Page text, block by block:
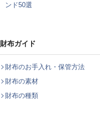
ンド50選
財布ガイド
財布のお手入れ・保管方法
財布の素材
財布の種類